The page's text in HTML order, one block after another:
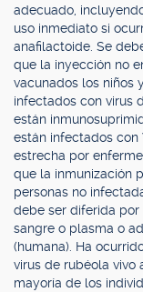
adecuado,
uso inmediato si
anafilactoide. Se
que la inyección no
vacunados los niños
infectados con virus
están
están infectados con
estrecha por
que la inmunización
personas no
debe ser diferida por
sangre o plasma o
(humana). Ha
virus de rubéola vivo
mayoría de los